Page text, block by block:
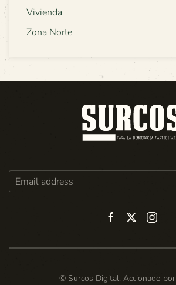
Vivienda
Zona Norte
© Surcos Digital. Accionado por